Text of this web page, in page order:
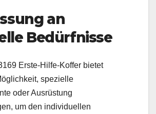
an
Bedürfnisse
Erste-Hilfe-Koffer bietet
spezielle
oder Ausrüstung
um den individuellen